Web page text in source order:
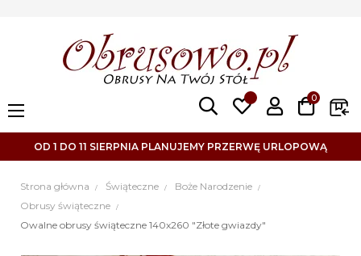
0
Toggle
navigation
☰
OD 1 DO 11 SIERPNIA PLANUJEMY PRZERWĘ URLOPOWĄ
Strona główna Świąteczne
Boże Narodzenie
Obrusy świąteczne
Owalne obrusy świąteczne 140x260 "Złote gwiazdy"